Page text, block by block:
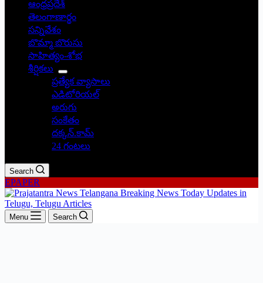
ఆంధ్రప్రదేశ్
తెలంగాణార్థం
సన్నివేశం
బొమ్మా బొరుసు
సాహిత్యం-శోభ
శీర్షికలు
ప్రత్యేక వ్యాసాలు
ఎడిటోరియల్
అరుగు
సంకేతం
దక్కన్.కామ్
24 గంటలు
Search
EPAPER
Menu Search